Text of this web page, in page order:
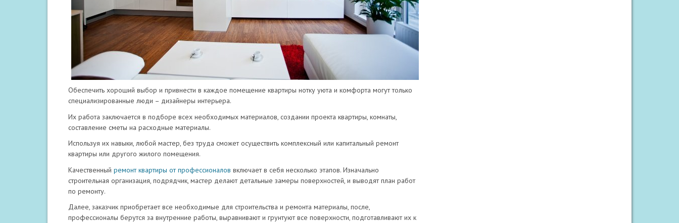
Обеспечить хороший выбор и привнести в каждое помещение квартиры нотку уюта и комфорта могут только
специализированные люди – дизайнеры интерьера.
Их работа заключается в подборе всех необходимых материалов, создании проекта квартиры, комнаты,
составление сметы на расходные материалы.
Используя их навыки, любой мастер, без труда сможет осуществить комплексный или капитальный ремонт
квартиры или другого жилого помещения.
Качественный ремонт квартиры от профессионалов включает в себя несколько этапов. Изначально
строительная организация, подрядчик, мастер делают детальные замеры поверхностей, и выводят план работ
по ремонту.
Далее, заказчик приобретает все необходимые для строительства и ремонта материалы, после,
профессионалы берутся за внутренние работы, выравнивают и грунтуют все поверхности, подготавливают их к